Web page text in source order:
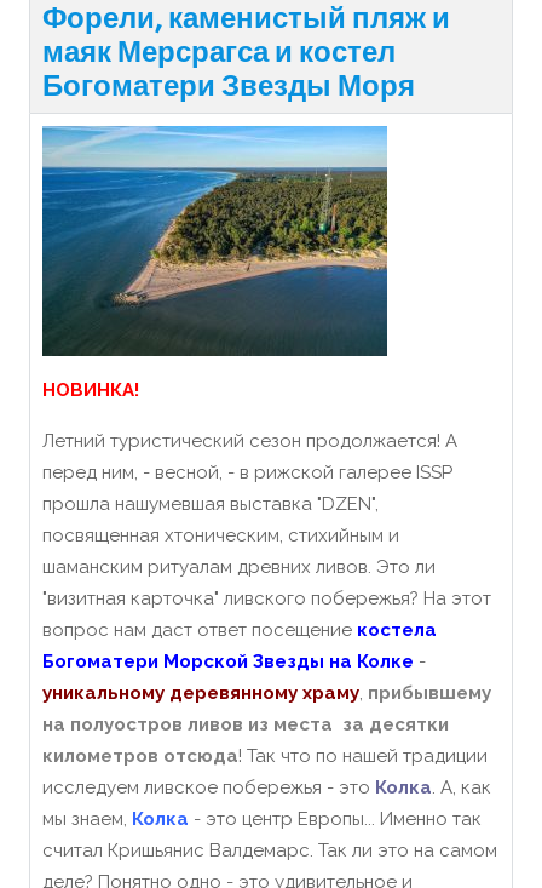
Форели, каменистый пляж и
маяк Мерсрагса и костел
Богоматери Звезды Моря
НОВИНКА!
Летний туристический сезон продолжается! А
перед ним, - весной, - в рижской галерее ISSP
прошла нашумевшая выставка "DZEN",
посвященная хтоническим, стихийным и
шаманским ритуалам древних ливов. Это ли
"визитная карточка" ливского побережья? На этот
вопрос нам даст ответ посещение костела
Богоматери Морской Звезды на Колке -
уникальному деревянному храму, прибывшему
на полуостров ливов из места за десятки
километров отсюда! Так что по нашей традиции
исследуем ливское побережья - это Колка. А, как
мы знаем, Колка - это центр Европы... Именно так
считал Кришьянис Валдемарс. Так ли это на самом
деле? Понятно одно - это удивительное и